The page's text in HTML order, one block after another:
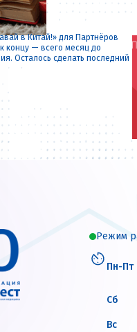
в Китай!» для Партнёров
концу — всего месяц до
Осталось сделать последний
Режим
Пн-Пт
Сб
Вс